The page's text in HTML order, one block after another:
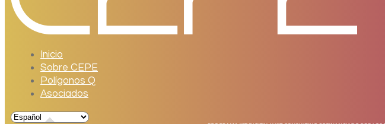
Inicio
Sobre CEPE
Polígonos Q
Asociados